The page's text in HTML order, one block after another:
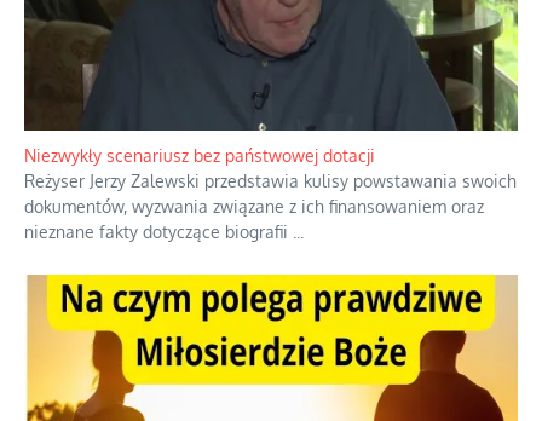
Domowe polowanie na wolne fale
Przez dziesięciolecia miliony Polaków słuchały zagranicznych
rozgłośni radiowych, pomimo że władze komunistyczne robiły
wszystko, aby je zagłuszyć....